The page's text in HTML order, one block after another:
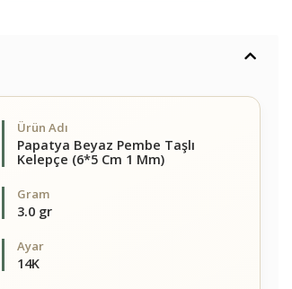
Ürün Adı
Papatya Beyaz Pembe Taşlı
Kelepçe (6*5 Cm 1 Mm)
Gram
3.0 gr
Ayar
14K